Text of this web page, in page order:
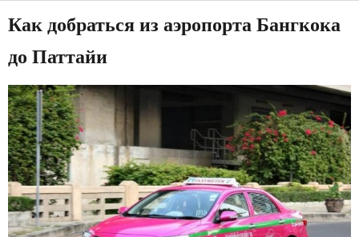
Как добраться из аэропорта Бангкока
до Паттайи